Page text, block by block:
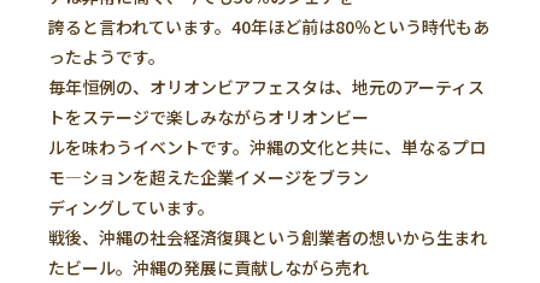
誇ると言われています。40年ほど前は80％という時代もあ
ったようです。
毎年恒例の、オリオンビアフェスタは、地元のアーティス
トをステージで楽しみながらオリオンビー
ルを味わうイベントです。沖縄の文化と共に、単なるプロ
モ―ションを超えた企業イメージをブラン
ディングしています。
戦後、沖縄の社会経済復興という創業者の想いから生まれ
たビール。沖縄の発展に貢献しながら売れ